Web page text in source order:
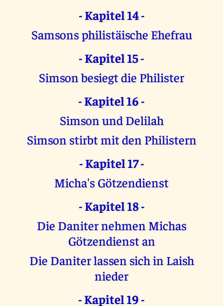
- Kapitel 14 -
Samsons philistäische Ehefrau
- Kapitel 15 -
Simson besiegt die Philister
- Kapitel 16 -
Simson und Delilah
Simson stirbt mit den Philistern
- Kapitel 17 -
Micha's Götzendienst
- Kapitel 18 -
Die Daniter nehmen Michas
Götzendienst an
Die Daniter lassen sich in Laish
nieder
- Kapitel 19 -